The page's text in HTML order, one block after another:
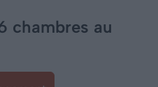
chambres au